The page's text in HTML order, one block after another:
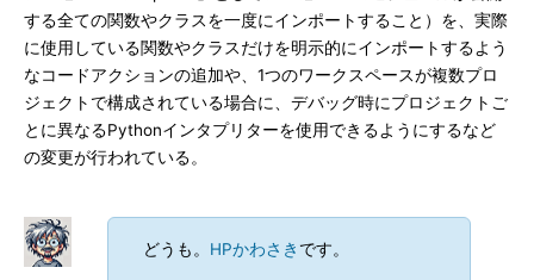
する全ての関数やクラスを一度にインポートすること）を、実際
に使用している関数やクラスだけを明示的にインポートするよう
なコードアクションの追加や、1つのワークスペースが複数プロ
ジェクトで構成されている場合に、デバッグ時にプロジェクトご
とに異なるPythonインタプリターを使用できるようにするなど
の変更が行われている。
どうも。 HPかわさき です。